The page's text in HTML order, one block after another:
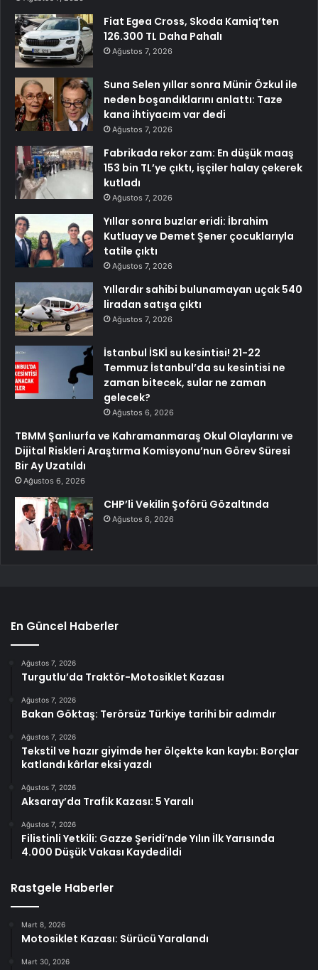
Fiat Egea Cross, Skoda Kamiq’ten
126.300 TL Daha Pahalı
Ağustos 7, 2026
Suna Selen yıllar sonra Münir Özkul ile
neden boşandıklarını anlattı: Taze
kana ihtiyacım var dedi
Ağustos 7, 2026
Fabrikada rekor zam: En düşük maaş
153 bin TL’ye çıktı, işçiler halay çekerek
kutladı
Ağustos 7, 2026
Yıllar sonra buzlar eridi: İbrahim
Kutluay ve Demet Şener çocuklarıyla
tatile çıktı
Ağustos 7, 2026
Yıllardır sahibi bulunamayan uçak 540
liradan satışa çıktı
Ağustos 7, 2026
İstanbul İSKİ su kesintisi! 21-22
Temmuz İstanbul’da su kesintisi ne
zaman bitecek, sular ne zaman
gelecek?
Ağustos 6, 2026
TBMM Şanlıurfa ve Kahramanmaraş Okul Olaylarını ve
Dijital Riskleri Araştırma Komisyonu’nun Görev Süresi
Bir Ay Uzatıldı
Ağustos 6, 2026
CHP’li Vekilin Şoförü Gözaltında
Ağustos 6, 2026
En Güncel Haberler
Ağustos 7, 2026
Turgutlu’da Traktör-Motosiklet Kazası
Ağustos 7, 2026
Bakan Göktaş: Terörsüz Türkiye tarihi bir adımdır
Ağustos 7, 2026
Tekstil ve hazır giyimde her ölçekte kan kaybı: Borçlar
katlandı kârlar eksi yazdı
Ağustos 7, 2026
Aksaray’da Trafik Kazası: 5 Yaralı
Ağustos 7, 2026
Filistinli Yetkili: Gazze Şeridi’nde Yılın İlk Yarısında
4.000 Düşük Vakası Kaydedildi
Rastgele Haberler
Mart 8, 2026
Motosiklet Kazası: Sürücü Yaralandı
Mart 30, 2026